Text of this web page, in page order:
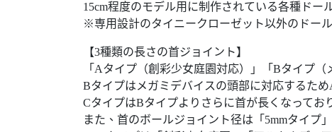
15cm程度のモデル用に制作されている各種ドー
※専用設計のタイニークローゼット以外のドー
【3種類の長さの首ジョイント】
「Aタイプ（創彩少女庭園対応）」「Bタイプ
Bタイプはメガミデバイスの頭部に対応するた
CタイプはBタイプよりさらに首が長くなってお
また、首のボールジョイント径は「5mmタイプ